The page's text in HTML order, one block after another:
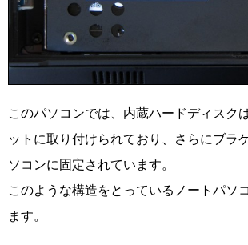
このパソコンでは、内蔵ハードディスク
ットに取り付けられており、さらにブラ
ソコンに固定されています。
このような構造をとっているノートパソ
ます。